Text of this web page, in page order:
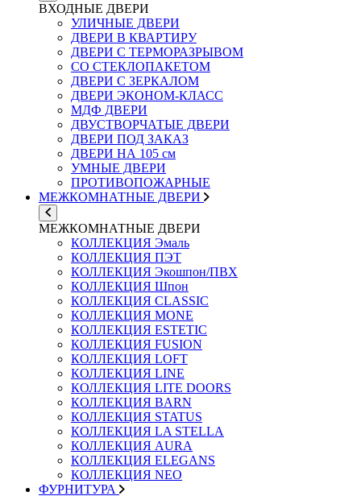
ВХОДНЫЕ ДВЕРИ
УЛИЧНЫЕ ДВЕРИ
ДВЕРИ В КВАРТИРУ
ДВЕРИ С ТЕРМОРАЗРЫВОМ
СО СТЕКЛОПАКЕТОМ
ДВЕРИ С ЗЕРКАЛОМ
ДВЕРИ ЭКОНОМ-КЛАСС
МДФ ДВЕРИ
ДВУСТВОРЧАТЫЕ ДВЕРИ
ДВЕРИ ПОД ЗАКАЗ
ДВЕРИ НА 105 см
УМНЫЕ ДВЕРИ
ПРОТИВОПОЖАРНЫЕ
МЕЖКОМНАТНЫЕ ДВЕРИ
МЕЖКОМНАТНЫЕ ДВЕРИ
КОЛЛЕКЦИЯ Эмаль
КОЛЛЕКЦИЯ ПЭТ
КОЛЛЕКЦИЯ Экошпон/ПВХ
КОЛЛЕКЦИЯ Шпон
КОЛЛЕКЦИЯ CLASSIC
КОЛЛЕКЦИЯ MONE
КОЛЛЕКЦИЯ ESTETIC
КОЛЛЕКЦИЯ FUSION
КОЛЛЕКЦИЯ LOFT
КОЛЛЕКЦИЯ LINE
КОЛЛЕКЦИЯ LITE DOORS
КОЛЛЕКЦИЯ BARN
КОЛЛЕКЦИЯ STATUS
КОЛЛЕКЦИЯ LA STELLA
КОЛЛЕКЦИЯ AURA
КОЛЛЕКЦИЯ ELEGANS
КОЛЛЕКЦИЯ NEO
ФУРНИТУРА